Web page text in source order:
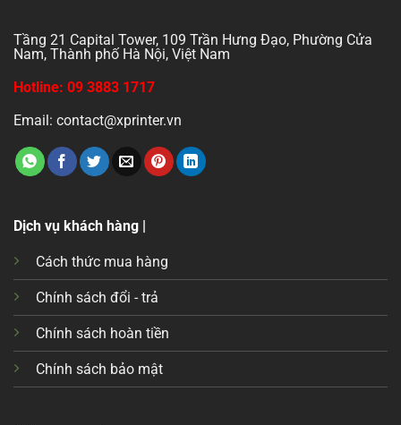
Tầng 21 Capital Tower, 109 Trần Hưng Đạo, Phường Cửa
Nam, Thành phố Hà Nội, Việt Nam
Hotline: 09 3883 1717
Email: contact@xprinter.vn
Dịch vụ khách hàng |
Cách thức mua hàng
Chính sách đổi - trả
Chính sách hoàn tiền
Chính sách bảo mật